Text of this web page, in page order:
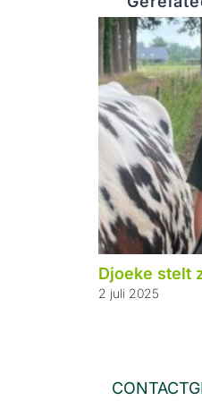
Djoeke stelt
2 juli 2025